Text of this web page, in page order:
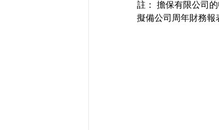
註： 擔保有限公司
擬備公司周年財務報